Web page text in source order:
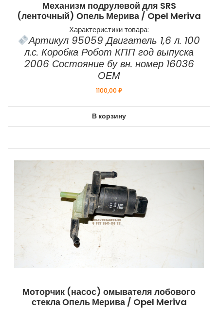
Механизм подрулевой для SRS
(ленточный) Опель Мерива / Opel Meriva
Характеристики товара:
Артикул 95059 Двигатель 1,6 л. 100
л.с. Коробка Робот КПП год выпуска
2006 Состояние бу вн. номер 16036
ОЕМ
1100,00₽
В корзину
Моторчик (насос) омывателя лобового
стекла Опель Мерива / Opel Meriva